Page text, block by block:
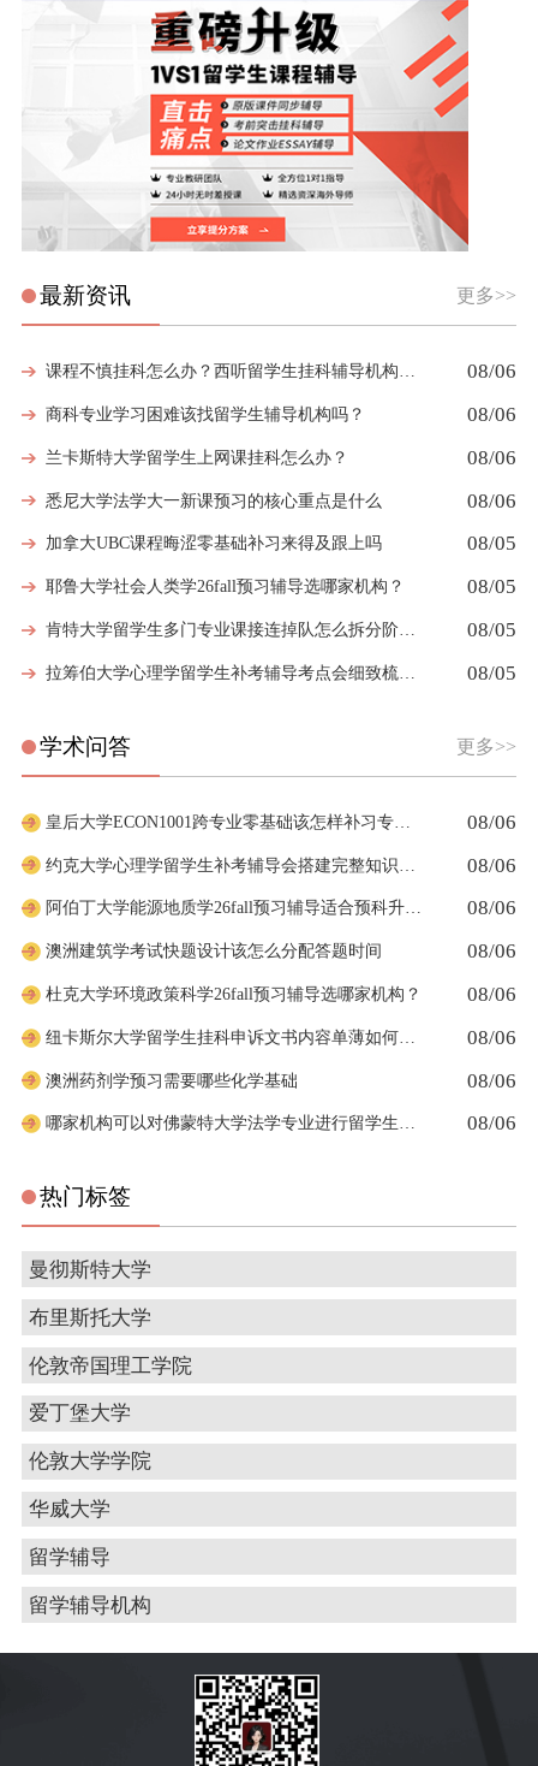
最新资讯 更多>>
课程不慎挂科怎么办？西听留学生挂科辅导机构教你如何高效挽救GPA 08/06
商科专业学习困难该找留学生辅导机构吗？ 08/06
兰卡斯特大学留学生上网课挂科怎么办？ 08/06
悉尼大学法学大一新课预习的核心重点是什么 08/06
加拿大UBC课程晦涩零基础补习来得及跟上吗 08/05
耶鲁大学社会人类学26fall预习辅导选哪家机构？ 08/05
肯特大学留学生多门专业课接连掉队怎么拆分阶段性补习计划 08/05
拉筹伯大学心理学留学生补考辅导考点会细致梳理吗 08/05
学术问答 更多>>
皇后大学ECON1001跨专业零基础该怎样补习专业课 08/06
08/06
阿伯丁大学能源地质学26fall预习辅导适合预科升本科吗 08/06
澳洲建筑学考试快题设计该怎么分配答题时间 08/06
杜克大学环境政策科学26fall预习辅导选哪家机构？ 08/06
纽卡斯尔大学留学生挂科申诉文书内容单薄如何充实材料 08/06
澳洲药剂学预习需要哪些化学基础 08/06
哪家机构可以对佛蒙特大学法学专业进行留学生申诉辅导？ 08/06
热门标签
曼彻斯特大学
布里斯托大学
伦敦帝国理工学院
爱丁堡大学
伦敦大学学院
华威大学
留学辅导
留学辅导机构